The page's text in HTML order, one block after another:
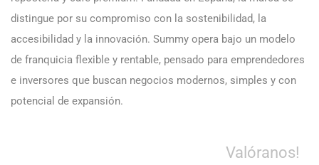
distingue por su compromiso con la sostenibilidad, la
accesibilidad y la innovación. Summy opera bajo un modelo
de franquicia flexible y rentable, pensado para emprendedores
e inversores que buscan negocios modernos, simples y con
potencial de expansión.
Valóranos!